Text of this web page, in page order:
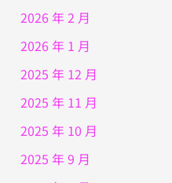
2026 年 2 月
2026 年 1 月
2025 年 12 月
2025 年 11 月
2025 年 10 月
2025 年 9 月